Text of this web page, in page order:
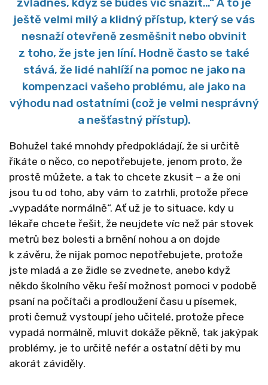
zvládneš, když se budeš víc snažit…“ A to je
ještě velmi milý a klidný přístup, který se vás
nesnaží otevřeně zesměšnit nebo obvinit
z toho, že jste jen líní. Hodně často se také
stává, že lidé nahlíží na pomoc ne jako na
kompenzaci vašeho problému, ale jako na
výhodu nad ostatními (což je velmi nesprávný
a nešťastný přístup).
Bohužel také mnohdy předpokládají, že si určitě
říkáte o něco, co nepotřebujete, jenom proto, že
prostě můžete, a tak to chcete zkusit – a že oni
jsou tu od toho, aby vám to zatrhli, protože přece
„vypadáte normálně“. Ať už je to situace, kdy u
lékaře chcete řešit, že neujdete víc než pár stovek
metrů bez bolesti a brnění nohou a on dojde
k závěru, že nijak pomoc nepotřebujete, protože
jste mladá a ze židle se zvednete, anebo když
někdo školního věku řeší možnost pomoci v podobě
psaní na počítači a prodloužení času u písemek,
proti čemuž vystoupí jeho učitelé, protože přece
vypadá normálně, mluvit dokáže pěkně, tak jakýpak
problémy, je to určitě nefér a ostatní děti by mu
akorát záviděly.